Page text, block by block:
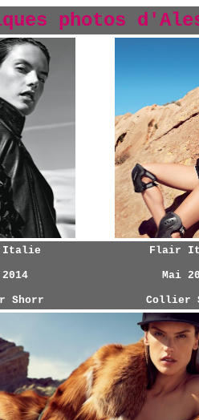
photos d'
Italie
Shorr
Flair
Mai
Collier